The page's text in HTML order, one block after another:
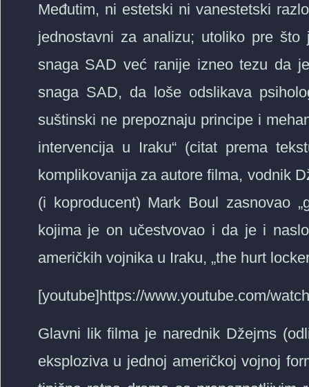
Međutim, ni estetski ni vanestetski
jednostavni za analizu; utoliko pre
snaga SAD već ranije izneo tezu da
snaga SAD, da loše odslikava
suštinski ne prepoznaju principe i
intervencija u Iraku“ (citat prema
komplikovanija za autore filma, vodnik
(i koproducent) Mark Boul zasnovao
kojima je on učestvovao i da je i
američkih vojnika u Iraku, „the hurt
[youtube]https://www.youtube.com/
Glavni lik filma je narednik Džejms
eksploziva u jednoj američkoj vojnoj